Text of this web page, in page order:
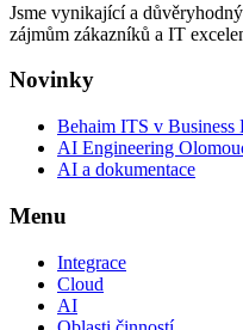
Jsme vynikající a
zájmům zákazníků a IT
Novinky
Behaim ITS v Business
AI Engineering
AI a dokumentace
Menu
Integrace
Cloud
AI